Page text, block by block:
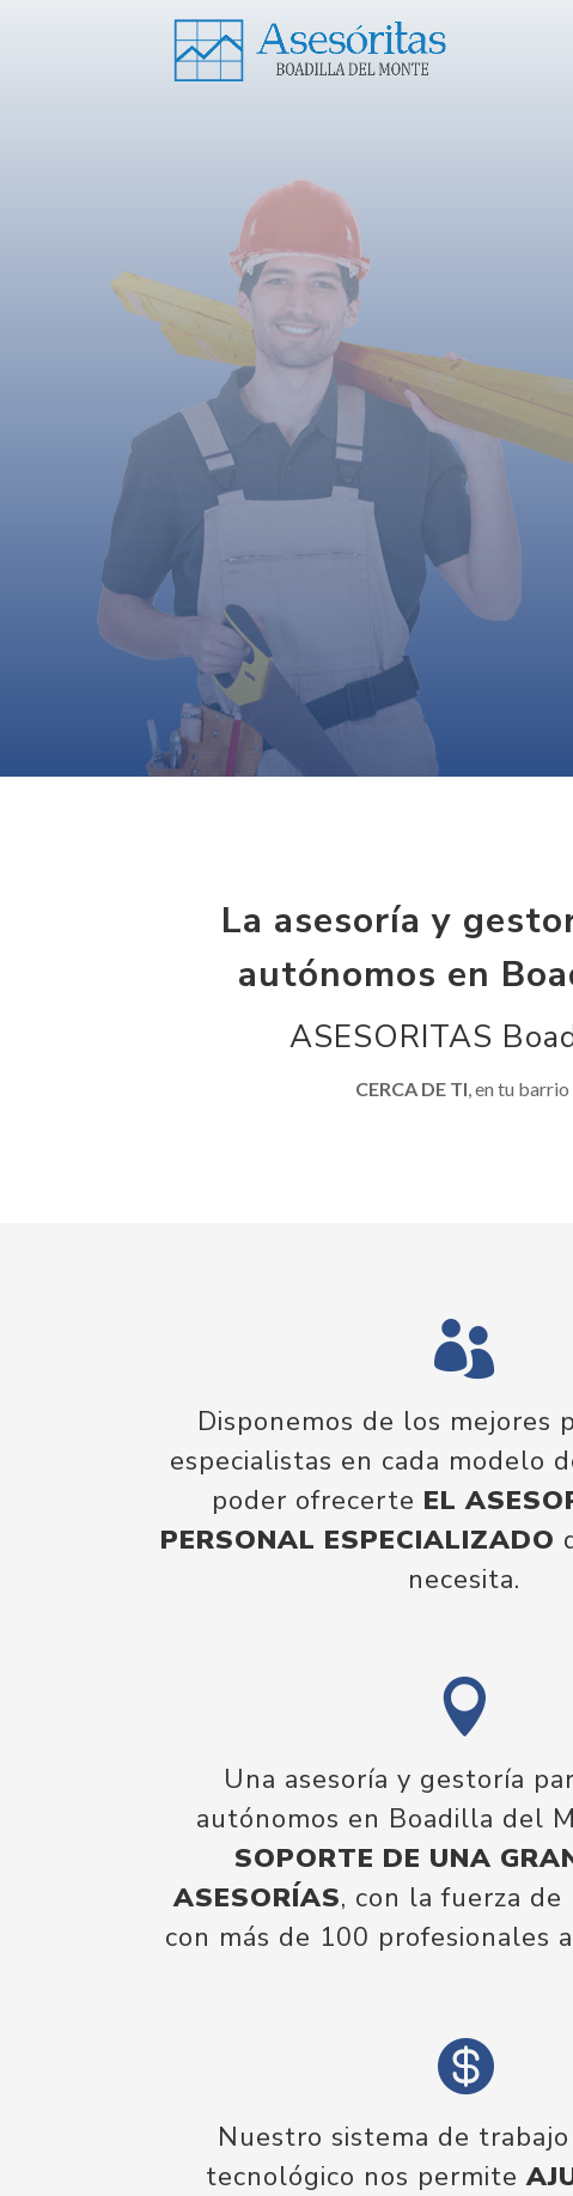
La asesoría y
autónomos en
ASESORITAS
CERCA DE TI, en tu

Disponemos de los mejores
especialistas en cada modelo
poder ofrecerte EL
PERSONAL ESPECIALIZADO
necesita.

Una asesoría y gestoría
autónomos en Boadilla del
SOPORTE DE UNA
ASESORÍAS, con la fuerza
con más de 100 profesionales

Nuestro sistema de
tecnológico nos permite